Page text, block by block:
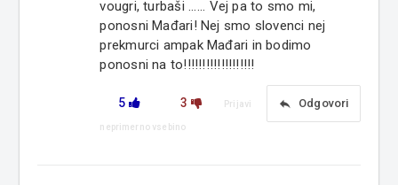
vougri, turbaši ...... Vej pa to smo mi,
ponosni Mađari! Nej smo slovenci nej
prekmurci ampak Mađari in bodimo
ponosni na to!!!!!!!!!!!!!!!!!!!
5 3 reply Odgovori
Prijavi
neprimerno vsebino